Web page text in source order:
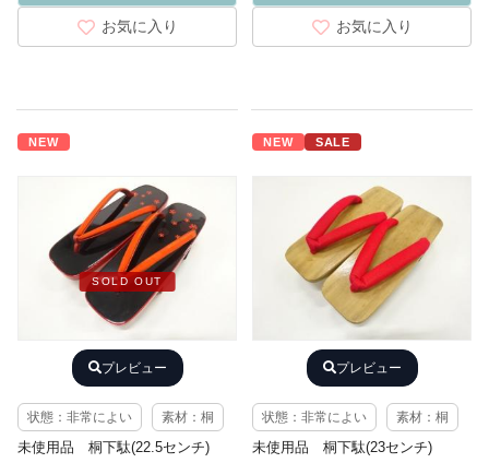
お気に入り お気に入り
NEW
SOLD OUT
プレビュー
状態：非常によい 素材：桐
未使用品 桐下駄(22.5センチ)
NEW SALE
プレビュー
状態：非常によい 素材：桐
未使用品 桐下駄(23センチ)